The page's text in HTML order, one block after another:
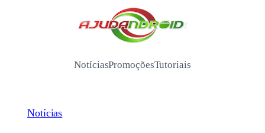
/
NotíciasPromoçõesTutoriais
Notícias